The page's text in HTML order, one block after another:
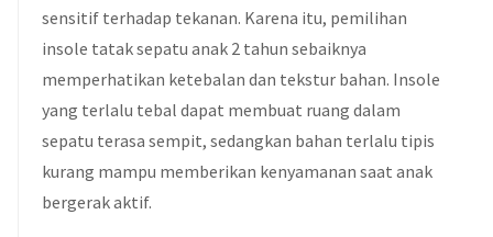
sensitif terhadap tekanan. Karena itu, pemilihan
insole tatak sepatu anak 2 tahun sebaiknya
memperhatikan ketebalan dan tekstur bahan. Insole
yang terlalu tebal dapat membuat ruang dalam
sepatu terasa sempit, sedangkan bahan terlalu tipis
kurang mampu memberikan kenyamanan saat anak
bergerak aktif.